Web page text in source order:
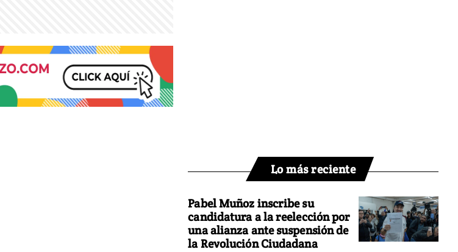
Lo más reciente
Pabel Muñoz inscribe su
candidatura a la reelección por
una alianza ante suspensión de
la Revolución Ciudadana